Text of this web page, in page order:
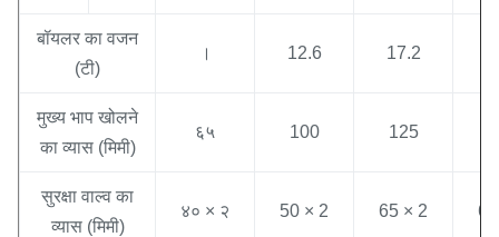
बॉयलर का वजन
(टी)
। 12.6 17.2
मुख्य भाप खोलने
का व्यास (मिमी)
६५ 100 125
सुरक्षा वाल्व का
व्यास (मिमी)
४० × २ 50 × 2 65 × 2